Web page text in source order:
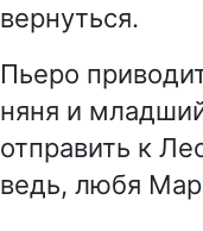
вернуться.
Пьеро
няня и
отправить к
ведь, любя